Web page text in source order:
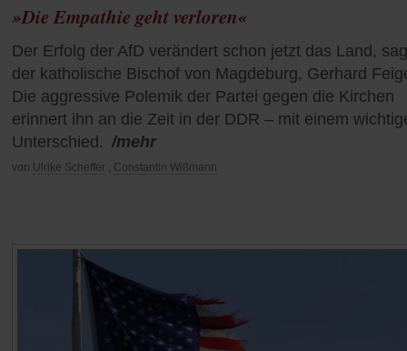
»Die Empathie geht verloren«
Der Erfolg der AfD verändert schon jetzt das Land,
der katholische Bischof von Magdeburg, Gerhard
Die aggressive Polemik der Partei gegen die Kirchen
erinnert ihn an die Zeit in der DDR – mit einem
Unterschied. /mehr
von Ulrike Scheffer , Constantin Wißmann